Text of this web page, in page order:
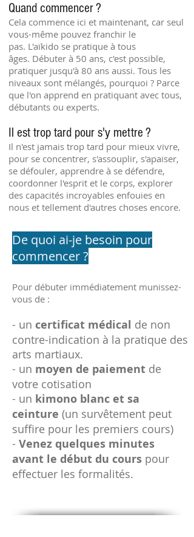
Quand commencer ?
Cela commence ici et maintenant, car seul
vous-même pouvez franchir le
pas. L'aïkido se pratique à tous
âges. Débuter à 50 ans, c'est possible,
pratiquer jusqu'à 80 ans aussi. Tous les
niveaux sont mélangés, pourquoi ? Parce
que l'on apprend en pratiquant avec tous,
débutants ou experts.
Il est trop tard pour s'y mettre ?
Il n'est jamais trop tard pour mieux vivre,
pour se concentrer, s'assouplir, s'apaiser,
se défouler, apprendre à se défendre,
coordonner l'esprit et le corps, explorer
des capacités incroyables enfouies en
nous et tellement d'autres choses encore.
De quoi ai-je besoin pour
commencer ?
Pour débuter immédiatement munissez-
vous de :
- un certificat médical de non
contre-indication à la pratique des
arts martiaux.
- un moyen de paiement de
votre cotisation
- un kimono blanc et sa
ceinture (un survêtement peut
suffire pour les premiers cours)
- Venez quelques minutes
avant le début du cours pour
effectuer les formalités.